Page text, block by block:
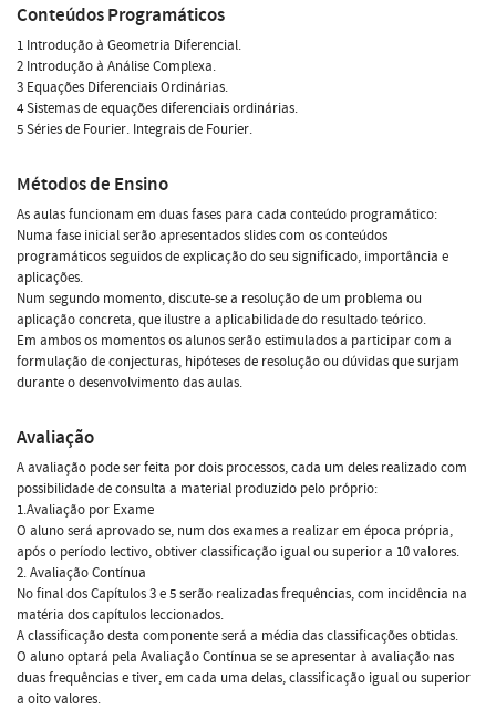
Conteúdos Programáticos
1 Introdução à Geometria Diferencial.
2 Introdução à Análise Complexa.
3 Equações Diferenciais Ordinárias.
4 Sistemas de equações diferenciais ordinárias.
5 Séries de Fourier. Integrais de Fourier.
Métodos de Ensino
As aulas funcionam em duas fases para cada conteúdo programático:
Numa fase inicial serão apresentados slides com os conteúdos
programáticos seguidos de explicação do seu significado, importância e
aplicações.
Num segundo momento, discute-se a resolução de um problema ou
aplicação concreta, que ilustre a aplicabilidade do resultado teórico.
Em ambos os momentos os alunos serão estimulados a participar com a
formulação de conjecturas, hipóteses de resolução ou dúvidas que surjam
durante o desenvolvimento das aulas.
Avaliação
A avaliação pode ser feita por dois processos, cada um deles realizado com
possibilidade de consulta a material produzido pelo próprio:
1.Avaliação por Exame
O aluno será aprovado se, num dos exames a realizar em época própria,
após o período lectivo, obtiver classificação igual ou superior a 10 valores.
2. Avaliação Contínua
No final dos Capítulos 3 e 5 serão realizadas frequências, com incidência na
matéria dos capítulos leccionados.
A classificação desta componente será a média das classificações obtidas.
O aluno optará pela Avaliação Contínua se se apresentar à avaliação nas
duas frequências e tiver, em cada uma delas, classificação igual ou superior
a oito valores.